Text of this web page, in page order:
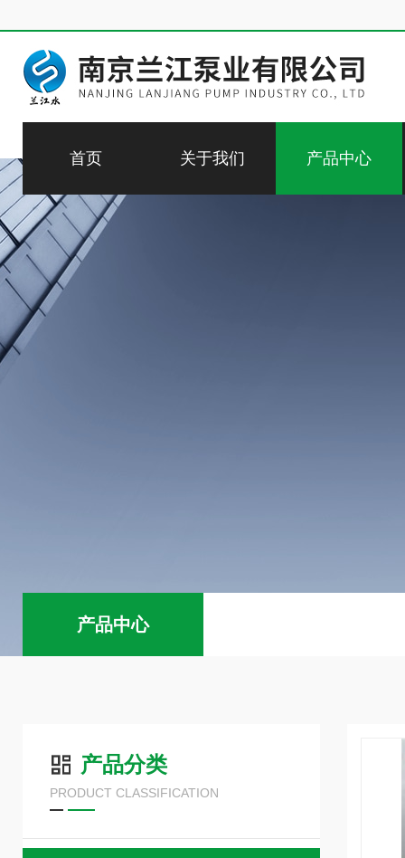
首页 关于我们 产品中心
产品中心
产品分类
PRODUCT CLASSIFICATION